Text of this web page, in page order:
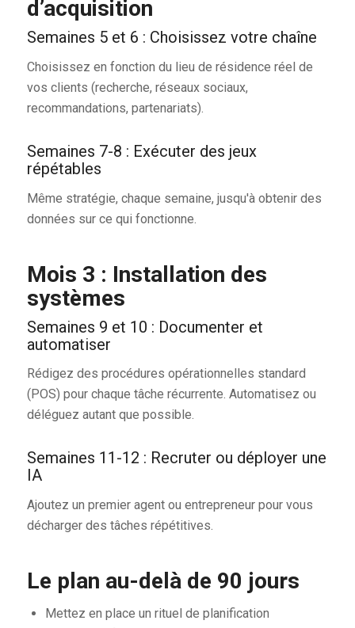
d’acquisition
Semaines 5 et 6 : Choisissez votre chaîne
Choisissez en fonction du lieu de résidence réel de
vos clients (recherche, réseaux sociaux,
recommandations, partenariats).
Semaines 7-8 : Exécuter des jeux
répétables
Même stratégie, chaque semaine, jusqu'à obtenir des
données sur ce qui fonctionne.
Mois 3 : Installation des
systèmes
Semaines 9 et 10 : Documenter et
automatiser
Rédigez des procédures opérationnelles standard
(POS) pour chaque tâche récurrente. Automatisez ou
déléguez autant que possible.
Semaines 11-12 : Recruter ou déployer une
IA
Ajoutez un premier agent ou entrepreneur pour vous
décharger des tâches répétitives.
Le plan au-delà de 90 jours
Mettez en place un rituel de planification